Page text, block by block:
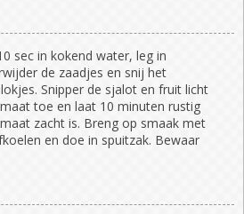
sec in kokend water, leg in
de zaadjes en snij het
Snipper de sjalot en fruit licht
toe en laat 10 minuten rustig
zacht is. Breng op smaak met
en doe in spuitzak. Bewaar